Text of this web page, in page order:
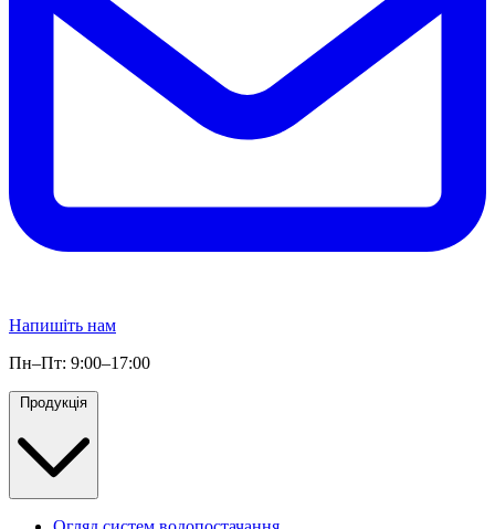
Напишіть нам
Пн–Пт: 9:00–17:00
Продукція